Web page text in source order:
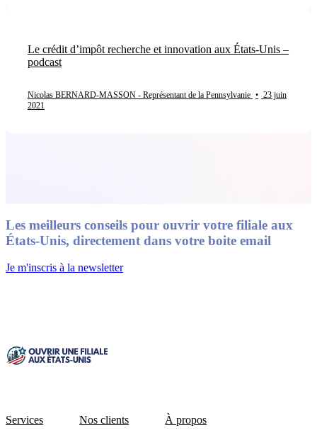
Le crédit d’impôt recherche et innovation aux États-Unis –
podcast
Nicolas BERNARD-MASSON - Représentant de la Pennsylvanie • 23 juin
2021
Les meilleurs conseils pour ouvrir votre filiale aux
États-Unis, directement dans votre boite email
Je m'inscris à la newsletter
Services Nos clients À propos